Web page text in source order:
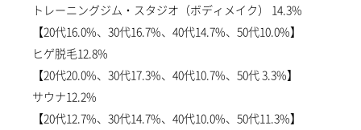
トレーニングジム・スタジオ（ボディメイク） 14.3%
【20代16.0%、30代16.7%、40代14.7%、50代10.0%】
ヒゲ脱毛12.8%
【20代20.0%、30代17.3%、40代10.7%、50代 3.3%】
サウナ12.2%
【20代12.7%、30代14.7%、40代10.0%、50代11.3%】